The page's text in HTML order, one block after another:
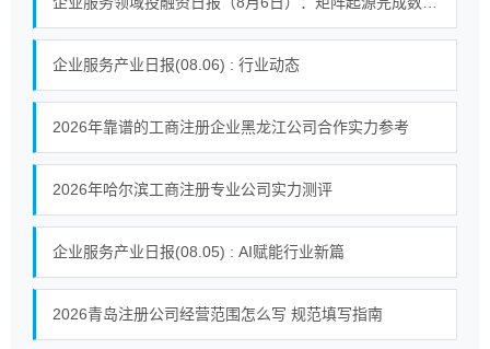
企业服务产业日报(08.06) : 行业动态
2026年靠谱的工商注册企业黑龙江公司合作实力参考
2026年哈尔滨工商注册专业公司实力测评
企业服务产业日报(08.05) : AI赋能行业新篇
2026青岛注册公司经营范围怎么写 规范填写指南